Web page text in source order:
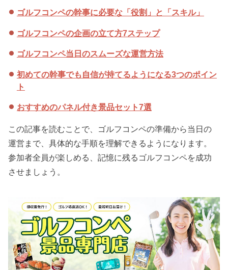
ゴルフコンペの幹事に必要な「役割」と「スキル」
ゴルフコンペの企画の立て方7ステップ
ゴルフコンペ当日のスムーズな運営方法
初めての幹事でも自信が持てるようになる3つのポイン
ト
おすすめのパネル付き景品セット7選
この記事を読むことで、ゴルフコンペの準備から当日の
運営まで、具体的な手順を理解できるようになります。
参加者全員が楽しめる、記憶に残るゴルフコンペを成功
させましょう。